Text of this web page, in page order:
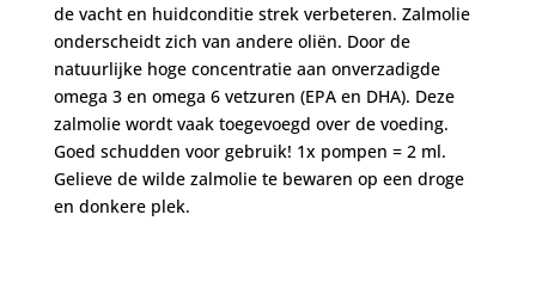
de vacht en huidconditie strek verbeteren. Zalmolie
onderscheidt zich van andere oliën. Door de
natuurlijke hoge concentratie aan onverzadigde
omega 3 en omega 6 vetzuren (EPA en DHA). Deze
zalmolie wordt vaak toegevoegd over de voeding.
Goed schudden voor gebruik! 1x pompen = 2 ml.
Gelieve de wilde zalmolie te bewaren op een droge
en donkere plek.